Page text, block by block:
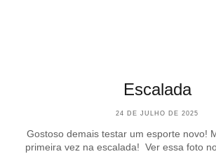
Escalada
24 DE JULHO DE 2025
Gostoso demais testar um esporte novo!
primeira vez na escalada! Ver essa foto